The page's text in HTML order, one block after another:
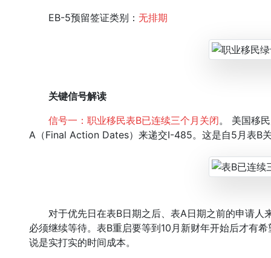
EB-5预留签证类别： 无排期
关键信号解读
信号一：职业移民表B已连续三个月关闭。 美国移
A（Final Action Dates）来递交I-485。这是自5月表B
对于优先日在表B日期之后、表A日期之前的申请人
必须继续等待。表B重启要等到10月新财年开始后才有
说是实打实的时间成本。